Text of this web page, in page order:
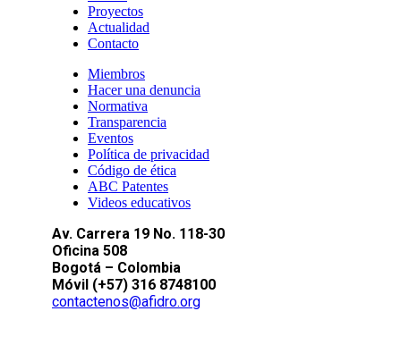
Proyectos
Actualidad
Contacto
Miembros
Hacer una denuncia
Normativa
Transparencia
Eventos
Política de privacidad
Código de ética
ABC Patentes
Videos educativos
Av. Carrera 19 No. 118-30
Oficina 508
Bogotá – Colombia
Móvil (+57) 316 8748100
contactenos@afidro.org